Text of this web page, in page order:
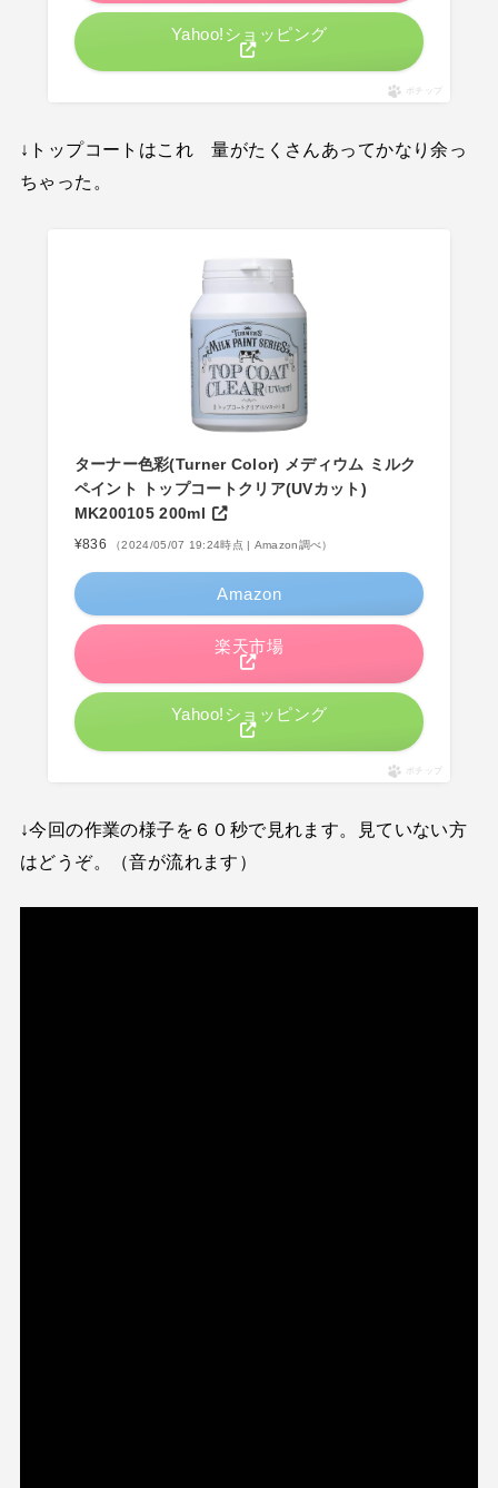
Yahoo!ショッピング
ポチップ
↓トップコートはこれ 量がたくさんあってかなり余っ
ちゃった。
ターナー色彩(Turner Color) メディウム ミルク
ペイント トップコートクリア(UVカット)
MK200105 200ml
¥836 （2024/05/07 19:24時点 | Amazon調べ）
Amazon
楽天市場
Yahoo!ショッピング
ポチップ
↓今回の作業の様子を６０秒で見れます。見ていない方
はどうぞ。（音が流れます）